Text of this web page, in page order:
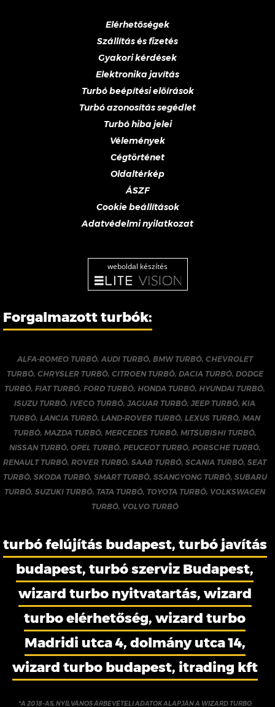
Elérhetőségek
Szállítás és fizetés
Gyakori kérdések
Elektronika javítás
Turbó beépítési előírások
Turbó azonosítás segédlet
Turbó hiba jelei
Vélemények
Cégtörténet
Oldaltérkép
ÁSZF
Cookie beállítások
Adatvédelmi nyilatkozat
weboldal készítés
Forgalmazott turbók:
ALFA-ROMEO TURBÓ,AUDI TURBÓ, BMW TURBÓ, CHEVROLET
TURBÓ, CHRYSLER TURBÓ, CITROEN TURBÓ, DACIA TURBÓ, DODGE
TURBÓ,FIAT TURBÓ,FORD TURBÓ, HONDA TURBÓ, HYUNDAI TURBÓ,
ISUZU TURBÓ,IVECO TURBÓ,JAGUAR TURBÓ,JEEP TURBÓ,KIA
TURBÓ,LANCIA TURBÓ,LAND-ROVER TURBÓ,LEXUS TURBÓ,MAN
TURBÓ, MAZDA TURBÓ, MERCEDES TURBÓ, MITSUBISHI TURBÓ,
NISSAN TURBÓ, OPEL TURBÓ, PEUGEOT TURBÓ, PORSCHE TURBÓ,
RENAULT TURBÓ,ROVER TURBÓ,SAAB TURBÓ,SCANIA TURBÓ,SEAT
TURBÓ, SKODA TURBÓ, SMART TURBÓ, SSANGYONG TURBÓ, SUBARU
TURBÓ,SUZUKI TURBÓ, TATA TURBÓ, TOYOTA TURBÓ, VOLKSWAGEN
TURBÓ, VOLVO TURBÓ
turbó felújítás budapest, turbó javítás
budapest, turbó szerviz Budapest,
wizard turbo nyitvatartás, wizard
turbo elérhetőség, wizard turbo
Madridi utca 4, dolmány utca 14,
wizard turbo budapest, itrading kft
*A 2018-AS, NYÍLVÁNOS ÁRBEVÉTELI ADATOK ALAPJÁN A WIZARD TURBO